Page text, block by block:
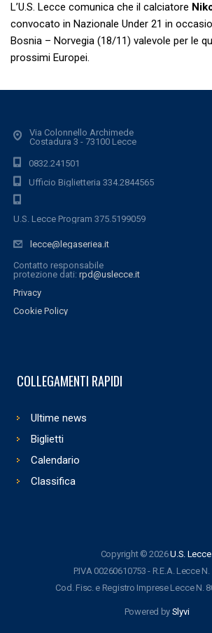
L’U.S. Lecce comunica che il calciatore
convocato in Nazionale Under 21 in
Bosnia – Norvegia (18/11) valevole per le
prossimi Europei.
Via Colonnello Archimede
Costadura 3 - 73100 Lecce
0832.241501
Ufficio Biglietteria 334.2844565
U.S. Lecce Program 375.5199059
lecce@legaseriea.it
Contatto responsabile
protezione dati: rpd@uslecce.it
Privacy
Cookie Policy
COLLEGAMENTI RAPIDI
Ultime news
Biglietti
Calendario
Classifica
Copyright © 2026U.S. Lecce
P.IVA 00260610753 - R.E.A. Lecce
Cod. Fisc. e Registro Imprese Lecce N.
Powered by Slyvi